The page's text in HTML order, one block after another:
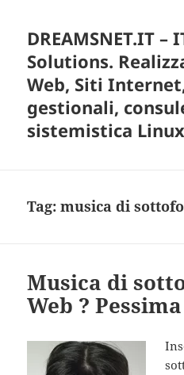
DREAMSNET.IT –
Solutions.
Web, Siti
gestionali,
sistemistica Linux
Tag:musica di
Musica di
Web ?